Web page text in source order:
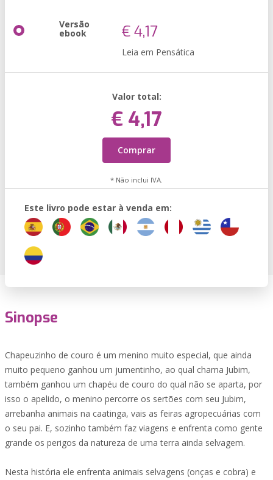
Versão
ebook € 4,17
Leia em Pensática
Valor total:
€ 4,17
Comprar
* Não inclui IVA.
Este livro pode estar à venda em:
Sinopse
Chapeuzinho de couro é um menino muito especial, que ainda
muito pequeno ganhou um jumentinho, ao qual chama Jubim,
também ganhou um chapéu de couro do qual não se aparta, por
isso o apelido, o menino percorre os sertões com seu Jubim,
arrebanha animais na caatinga, vais as feiras agropecuárias com
o seu pai. E, sozinho também faz viagens e enfrenta como gente
grande os perigos da natureza de uma terra ainda selvagem.
Nesta história ele enfrenta animais selvagens (onças e cobra) e